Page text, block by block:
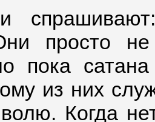
просто
пока
из них
Когда